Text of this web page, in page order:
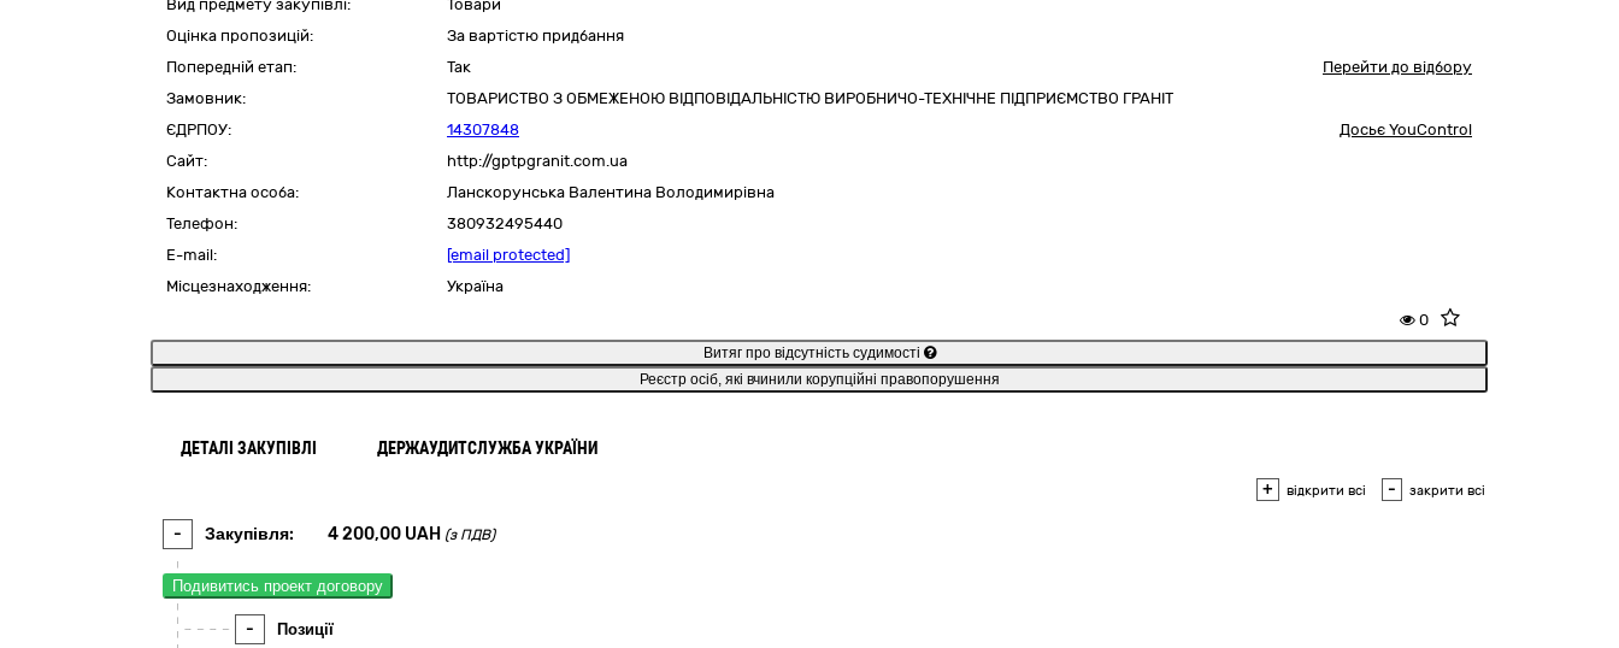
Вид предмету закупівлі:
Товари
Оцінка пропозицій:
За вартістю придбання
Попередній етап:
Так
Перейти до відбору
Замовник:
ТОВАРИСТВО З ОБМЕЖЕНОЮ ВІДПОВІДАЛЬНІСТЮ ВИРОБНИЧО-ТЕХНІЧНЕ ПІДПРИЄМСТВО ГРАНІТ
ЄДРПОУ:
14307848
Досьє YouControl
Сайт:
http://gptpgranit.com.ua
Контактна особа:
Ланскорунська Валентина Володимирівна
Телефон:
380932495440
E-mail:
[email protected]
Місцезнаходження:
Україна
0
Витяг про відсутність судимості
Реєстр осіб, які вчинили корупційні правопорушення
ДЕТАЛІ ЗАКУПІВЛІ ДЕРЖАУДИТСЛУЖБА УКРАЇНИ
+ відкрити всі - закрити всі
- Закупівля: 4 200,00 UAH (з ПДВ)
Подивитись проект договору
- Позиції